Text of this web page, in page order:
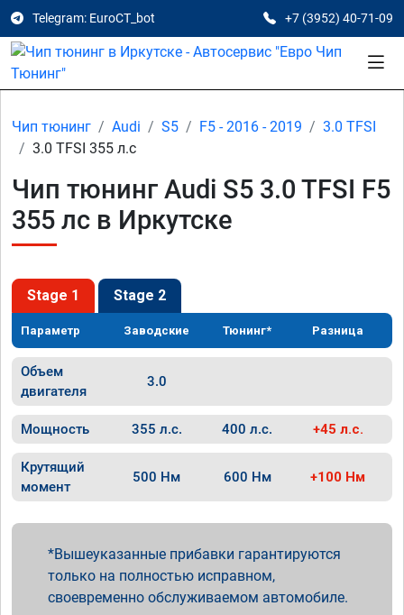
Telegram: EuroCT_bot +7 (3952) 40-71-09
Чип тюнинг Audi S5 F5 - 2016 - 2019
3.0 TFSI
3.0 TFSI 355 л.с
Чип тюнинг Audi S5 3.0 TFSI F5
355 лс в Иркутске
Stage 1 Stage 2
Параметр Заводские Тюнинг* Разница
Объем
двигателя
3.0
Мощность 355 л.с. 400 л.с. +45 л.с.
Крутящий
момент
500 Нм 600 Нм +100 Нм
Вышеуказанные прибавки гарантируются
только на полностью исправном,
своевременно обслуживаемом автомобиле.